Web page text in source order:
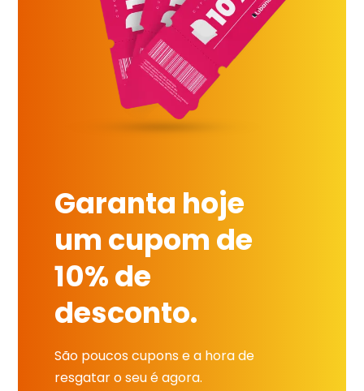
Garanta hoje
um cupom de
10% de
desconto.
São poucos cupons e a hora de
resgatar o seu é agora.